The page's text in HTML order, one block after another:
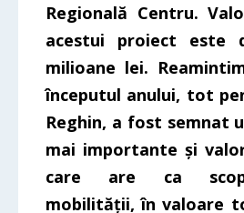
Regională Centru.
acestui proiect este
milioane lei.
începutul anului, tot
Reghin, a fost semnat
mai importante și
care are ca scop
mobilității, în valoare